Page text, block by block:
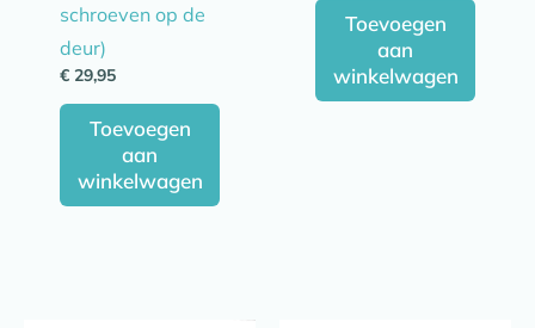
schroeven op de
deur)
€ 29,95
Toevoegen
aan
winkelwagen
Toevoegen
aan
winkelwagen